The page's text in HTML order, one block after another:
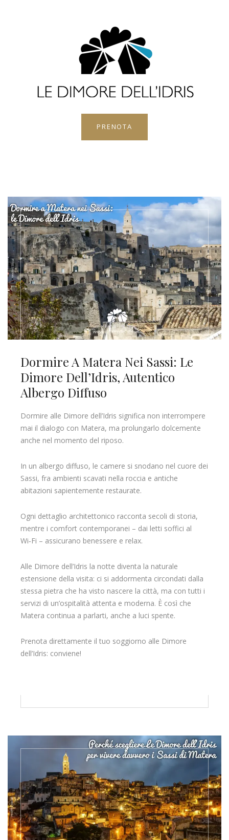
PRENOTA
Dormire A Matera Nei Sassi: Le
Dimore Dell’Idris, Autentico
Albergo Diffuso
Dormire alle Dimore dell’Idris significa non interrompere
mai il dialogo con Matera, ma prolungarlo dolcemente
anche nel momento del riposo.
In un albergo diffuso, le camere si snodano nel cuore dei
Sassi, fra ambienti scavati nella roccia e antiche
abitazioni sapientemente restaurate.
Ogni dettaglio architettonico racconta secoli di storia,
mentre i comfort contemporanei – dai letti soffici al
Wi‑Fi – assicurano benessere e relax.
Alle Dimore dell’Idris la notte diventa la naturale
estensione della visita: ci si addormenta circondati dalla
stessa pietra che ha visto nascere la città, ma con tutti i
servizi di un’ospitalità attenta e moderna. È così che
Matera continua a parlarti, anche a luci spente.
Prenota direttamente il tuo soggiorno alle Dimore
dell’Idris: conviene!